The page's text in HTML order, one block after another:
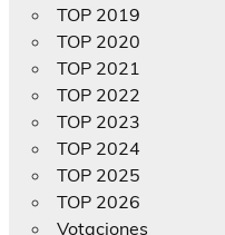
TOP 2019
TOP 2020
TOP 2021
TOP 2022
TOP 2023
TOP 2024
TOP 2025
TOP 2026
Votaciones